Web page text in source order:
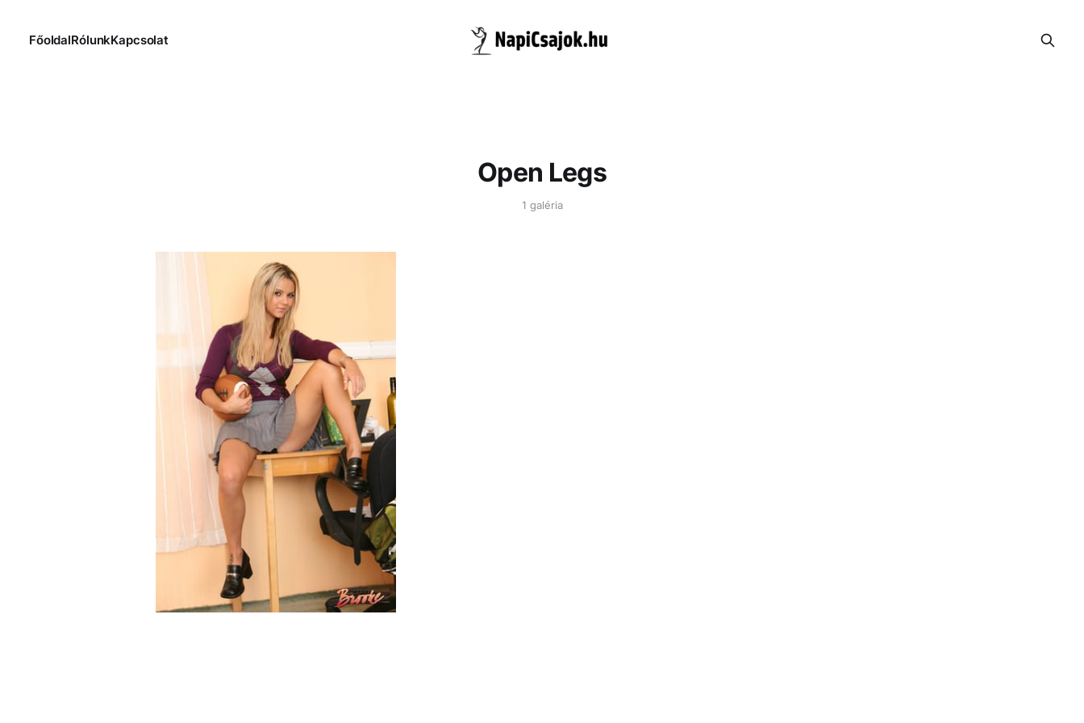
FőoldalRólunkKapcsolat
Open Legs
1 galéria